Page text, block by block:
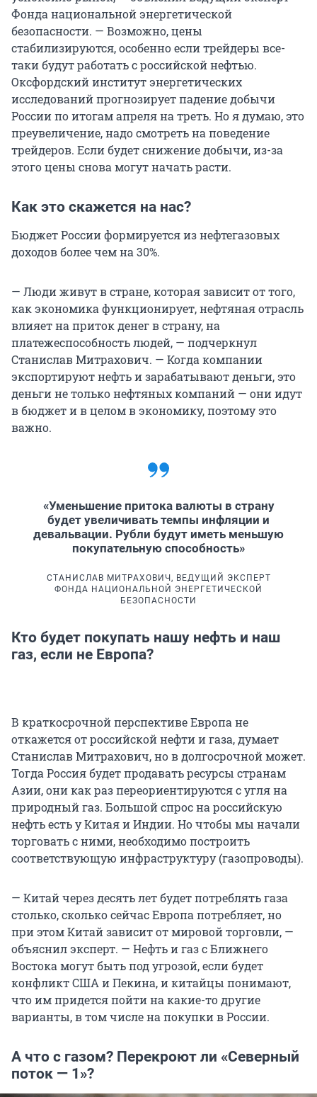
Фонда национальной энергетической
безопасности. — Возможно, цены
стабилизируются, особенно если трейдеры все-
таки будут работать с российской нефтью.
Оксфордский институт энергетических
исследований прогнозирует падение добычи
России по итогам апреля на треть. Но я думаю, это
преувеличение, надо смотреть на поведение
трейдеров. Если будет снижение добычи, из-за
этого цены снова могут начать расти.
Как это скажется на нас?
Бюджет России формируется из нефтегазовых
доходов более чем на 30%.
— Люди живут в стране, которая зависит от того,
как экономика функционирует, нефтяная отрасль
влияет на приток денег в страну, на
платежеспособность людей, — подчеркнул
Станислав Митрахович. — Когда компании
экспортируют нефть и зарабатывают деньги, это
деньги не только нефтяных компаний — они идут
в бюджет и в целом в экономику, поэтому это
важно.
«Уменьшение притока валюты в страну
будет увеличивать темпы инфляции и
девальвации. Рубли будут иметь меньшую
покупательную способность»
СТАНИСЛАВ МИТРАХОВИЧ, ВЕДУЩИЙ ЭКСПЕРТ
ФОНДА НАЦИОНАЛЬНОЙ ЭНЕРГЕТИЧЕСКОЙ
БЕЗОПАСНОСТИ
Кто будет покупать нашу нефть и наш
газ, если не Европа?
В краткосрочной перспективе Европа не
откажется от российской нефти и газа, думает
Станислав Митрахович, но в долгосрочной может.
Тогда Россия будет продавать ресурсы странам
Азии, они как раз переориентируются с угля на
природный газ. Большой спрос на российскую
нефть есть у Китая и Индии. Но чтобы мы начали
торговать с ними, необходимо построить
соответствующую инфраструктуру (газопроводы).
— Китай через десять лет будет потреблять газа
столько, сколько сейчас Европа потребляет, но
при этом Китай зависит от мировой торговли, —
объяснил эксперт. — Нефть и газ с Ближнего
Востока могут быть под угрозой, если будет
конфликт США и Пекина, и китайцы понимают,
что им придется пойти на какие-то другие
варианты, в том числе на покупки в России.
А что с газом? Перекроют ли «Северный
поток — 1»?